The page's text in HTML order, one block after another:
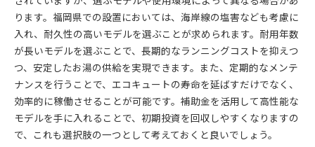
ります。福岡県での設置においては、海岸線の塩害なども考慮に
入れ、耐久性の高いモデルを選ぶことが求められます。耐用年数
が長いモデルを選ぶことで、長期的なランニングコストを抑えつ
つ、安定したお湯の供給を実現できます。また、定期的なメンテ
ナンスを行うことで、エコキュートの寿命を延ばすだけでなく、
効率的に稼働させることが可能です。補助金を活用して高性能な
モデルを手に入れることで、初期投資を回収しやすくなりますの
で、これも選択肢の一つとして考えておくと良いでしょう。